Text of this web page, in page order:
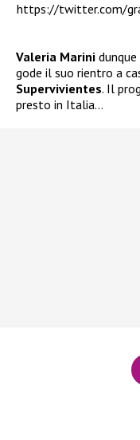
https://twitter.com/
Valeria Marini
gode il suo rientro a
Supervivientes. Il
presto in Italia…